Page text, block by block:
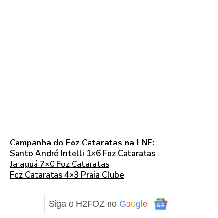
Campanha do Foz Cataratas na LNF:
Santo André Intelli 1×6 Foz Cataratas
Jaraguá 7×0 Foz Cataratas
Foz Cataratas 4×3 Praia Clube
Siga o H2FOZ no Goog e